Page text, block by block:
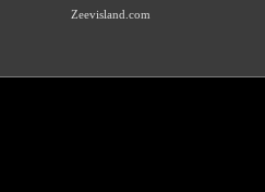
Zeevisland.com